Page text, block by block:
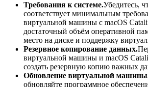
Требования к системе.Убедитесь,
соответствует минимальным
виртуальной машины с macOS
достаточный объём оперативной
место на диске и поддержку
Резервное копирование данных.
виртуальной машины и macOS
создать резервную копию важных
Обновление виртуальной
обновляйте программное